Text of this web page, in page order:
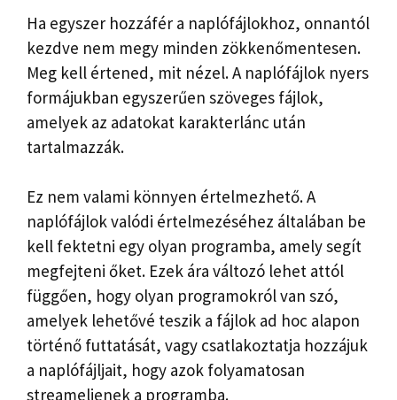
Ha egyszer hozzáfér a naplófájlokhoz, onnantól
kezdve nem megy minden zökkenőmentesen.
Meg kell értened, mit nézel. A naplófájlok nyers
formájukban egyszerűen szöveges fájlok,
amelyek az adatokat karakterlánc után
tartalmazzák.
Ez nem valami könnyen értelmezhető. A
naplófájlok valódi értelmezéséhez általában be
kell fektetni egy olyan programba, amely segít
megfejteni őket. Ezek ára változó lehet attól
függően, hogy olyan programokról van szó,
amelyek lehetővé teszik a fájlok ad hoc alapon
történő futtatását, vagy csatlakoztatja hozzájuk
a naplófájljait, hogy azok folyamatosan
streameljenek a programba.